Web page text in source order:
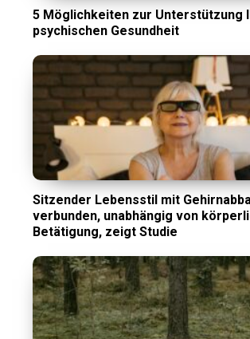
5 Möglichkeiten zur Unterstützung
psychischen Gesundheit
Sitzender Lebensstil mit
verbunden, unabhängig von
Betätigung, zeigt Studie